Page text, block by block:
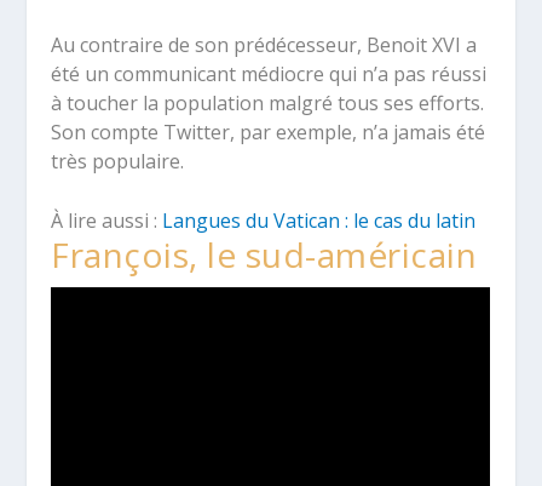
Au contraire de son prédécesseur, Benoit XVI a
été un communicant médiocre qui n’a pas réussi
à toucher la population malgré tous ses efforts.
Son compte Twitter, par exemple, n’a jamais été
très populaire.
À lire aussi : Langues du Vatican : le cas du latin
François, le sud-américain